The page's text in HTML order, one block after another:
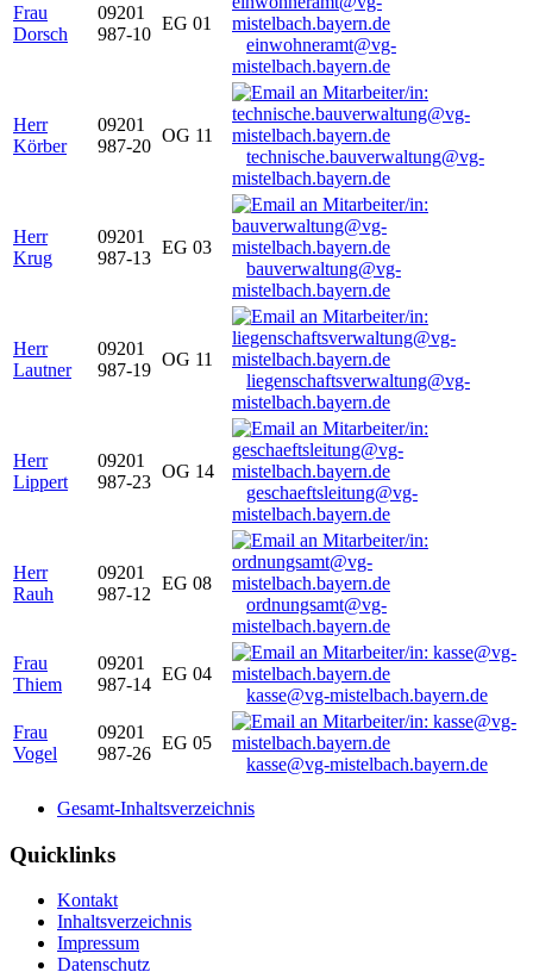
Frau
Dorsch
09201
987-10
EG 01
einwohneramt@vg-
mistelbach.bayern.de
Herr
Körber
09201
987-20
OG 11
technische.bauverwaltung@vg-
mistelbach.bayern.de
Herr
Krug
09201
987-13
EG 03
bauverwaltung@vg-
mistelbach.bayern.de
Herr
Lautner
09201
987-19
OG 11
liegenschaftsverwaltung@vg-
mistelbach.bayern.de
Herr
Lippert
09201
987-23
OG 14
geschaeftsleitung@vg-
mistelbach.bayern.de
Herr
Rauh
09201
987-12
EG 08
ordnungsamt@vg-
mistelbach.bayern.de
Frau
Thiem
09201
987-14
EG 04
kasse@vg-mistelbach.bayern.de
Frau
Vogel
09201
987-26
EG 05
kasse@vg-mistelbach.bayern.de
Gesamt-Inhaltsverzeichnis
Quicklinks
Kontakt
Inhaltsverzeichnis
Impressum
Datenschutz